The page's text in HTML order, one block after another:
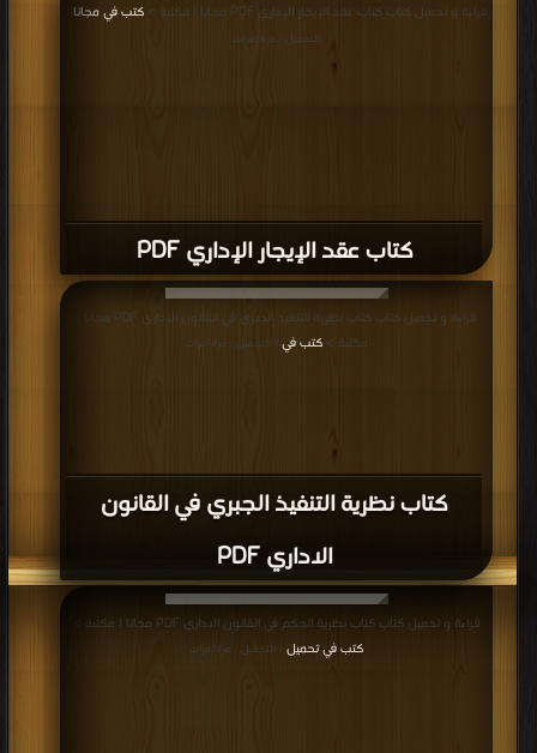
كتاب عقد الإيجار الإداري PDF
قراءة و تحميل كتاب كتاب عقد الإيجار الإداري PDF مجانا | مكتبة > كتب في مجانا
التحميل : مرة/مرات
كتاب نظرية التنفيذ الجبري في القانون
الاداري PDF
قراءة و تحميل كتاب كتاب نظرية التنفيذ الجبري في القانون الاداري PDF مجانا |
مكتبة > كتب في | التحميل : مرة/مرات
قراءة و تحميل كتاب كتاب نظرية الحكم في القانون الاداري PDF مجانا | مكتبة >
كتب في تحميل
| التحميل : مرة/مرات